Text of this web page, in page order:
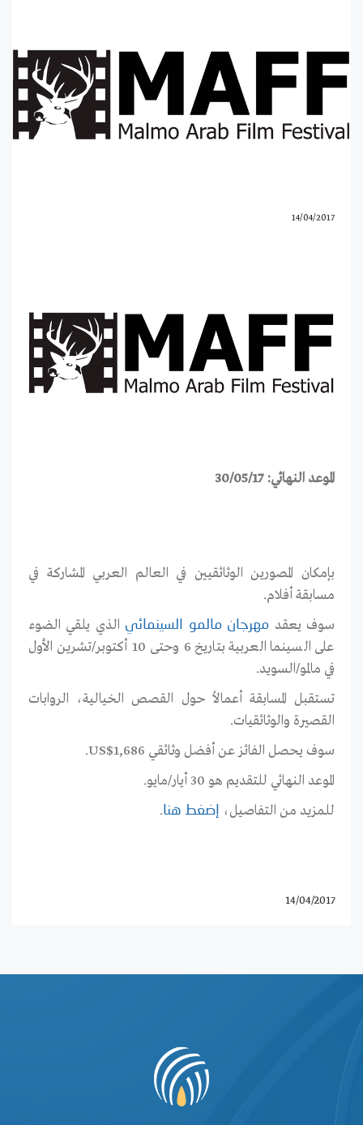
14/04/2017
الموعد النهائي: 30/05/17
بإمكان المصورين الوثائقيين في العالم العربي المشاركة في
مسابقة أفلام.
سوف يعقد مهرجان مالمو السينمائي الذي يلقي الضوء
على السينما العربية بتاريخ 6 وحتى 10 أكتوبر/تشرين الأول
في مالمو/السويد.
تستقبل المسابقة أعمالاُ حول القصص الخيالية، الروابات
القصيرة والوثائقيات.
سوف يحصل الفائز عن أفضل وثائقي US$1,686.
الموعد النهائي للتقديم هو 30 أيار/مايو.
للمزيد من التفاصيل،
إضغط هنا.
14/04/2017